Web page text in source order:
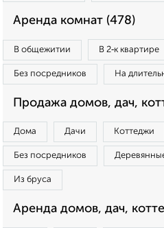
Аренда комнат (478)
В общежитии В 2‑к квартире
Без посредников На
Продажа домов, дач,
Дома Дачи Коттеджи
Без посредников
Из бруса
Аренда домов, дач,